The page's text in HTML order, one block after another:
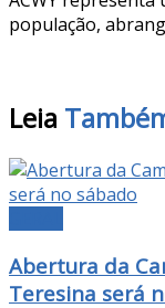
população,
Leia
Abertura da
Teresina será